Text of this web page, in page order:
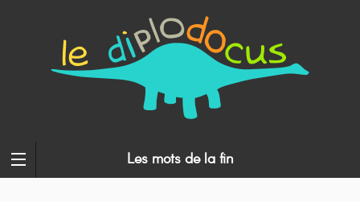
Les mots de la fin